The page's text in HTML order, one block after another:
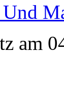
Und
am